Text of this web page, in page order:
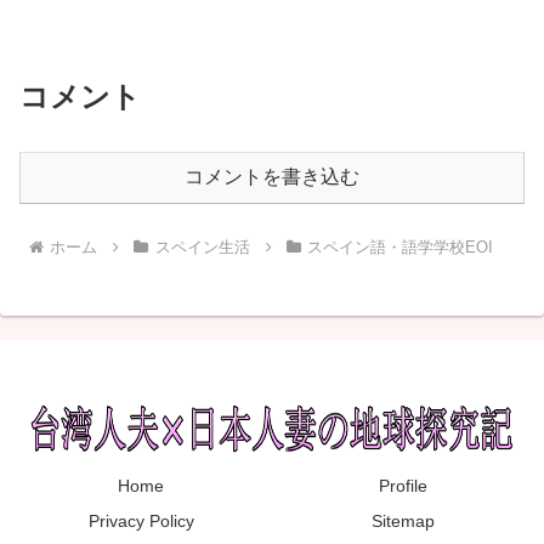
コメント
コメントを書き込む
ホーム スペイン生活 スペイン語・語学学校EOI
Home
Profile
Privacy Policy
Sitemap